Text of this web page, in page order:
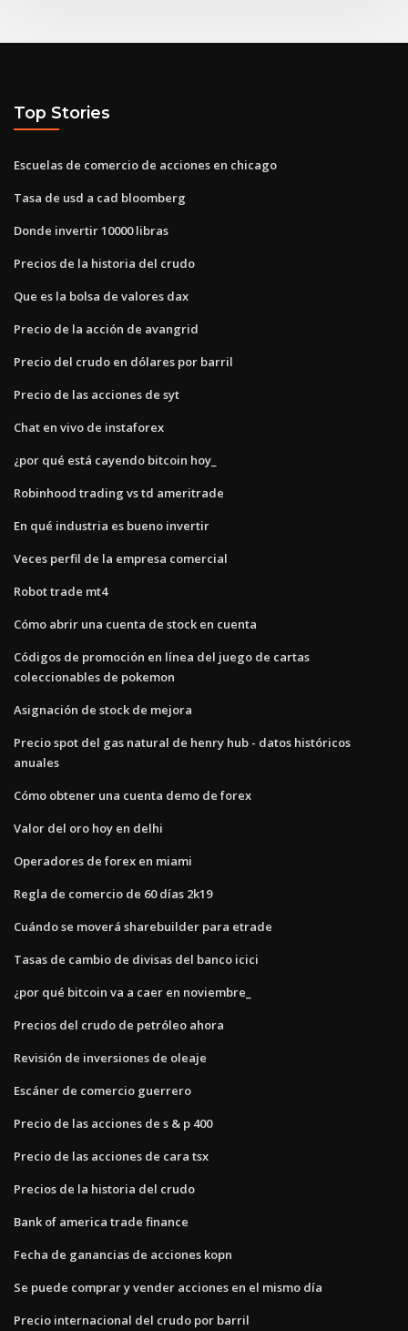
Top Stories
Escuelas de comercio de acciones en chicago
Tasa de usd a cad bloomberg
Donde invertir 10000 libras
Precios de la historia del crudo
Que es la bolsa de valores dax
Precio de la acción de avangrid
Precio del crudo en dólares por barril
Precio de las acciones de syt
Chat en vivo de instaforex
¿por qué está cayendo bitcoin hoy_
Robinhood trading vs td ameritrade
En qué industria es bueno invertir
Veces perfil de la empresa comercial
Robot trade mt4
Cómo abrir una cuenta de stock en cuenta
Códigos de promoción en línea del juego de cartas
coleccionables de pokemon
Asignación de stock de mejora
Precio spot del gas natural de henry hub - datos históricos
anuales
Cómo obtener una cuenta demo de forex
Valor del oro hoy en delhi
Operadores de forex en miami
Regla de comercio de 60 días 2k19
Cuándo se moverá sharebuilder para etrade
Tasas de cambio de divisas del banco icici
¿por qué bitcoin va a caer en noviembre_
Precios del crudo de petróleo ahora
Revisión de inversiones de oleaje
Escáner de comercio guerrero
Precio de las acciones de s & p 400
Precio de las acciones de cara tsx
Precios de la historia del crudo
Bank of america trade finance
Fecha de ganancias de acciones kopn
Se puede comprar y vender acciones en el mismo día
Precio internacional del crudo por barril